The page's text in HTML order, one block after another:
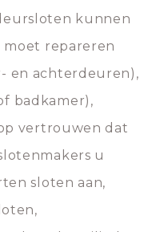
kunnen
repareren
en achterdeuren),
badkamer),
vertrouwen dat
u
sloten aan,